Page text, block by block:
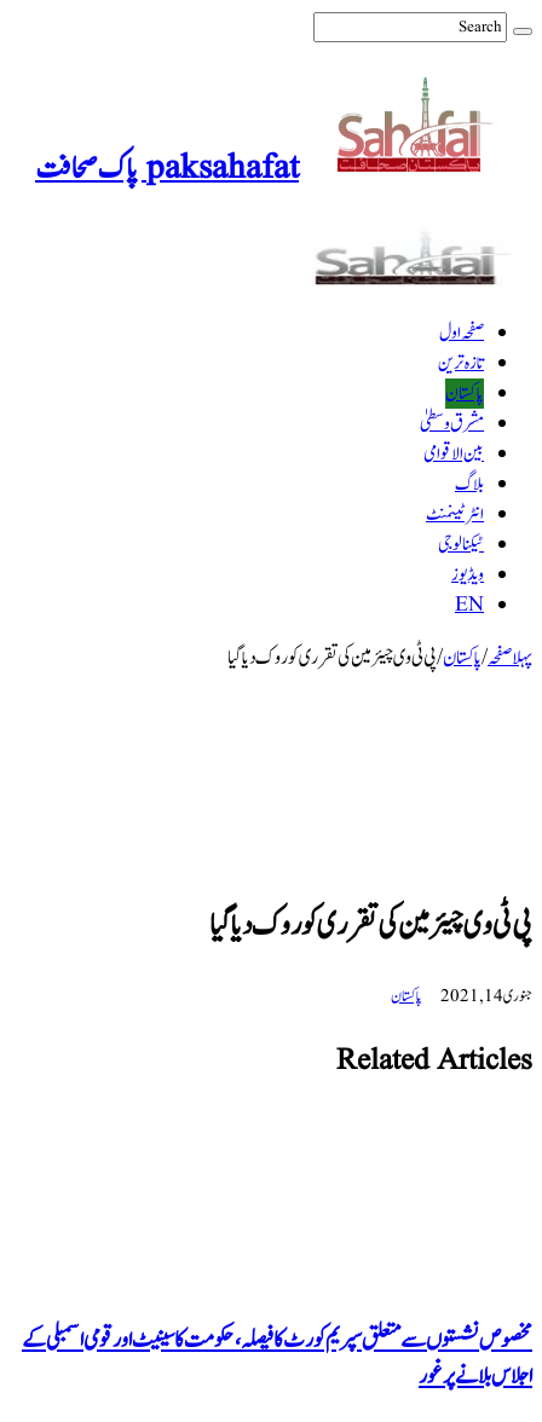
paksahafat پاک صحافت
صفحہ اول
تازہ ترین
پاکستان
مشرق وسطیٰ
بین الاقوامی
بلاگ
انٹرٹینمنٹ
ٹیکنالوجی
ویڈیوز
EN
پہلا صفحہ/پاکستان/پی ٹی وی چیئرمین کی تقرری کو روک دیا گیا
پی ٹی وی چیئرمین کی تقرری کو روک دیا گیا
جنوری 14, 2021 پاکستان
Related Articles
مخصوص نشستوں سے متعلق سپریم کورٹ کا فیصلہ، حکومت کا سینیٹ اور قومی اسمبلی کے
اجلاس بلانے پر غور